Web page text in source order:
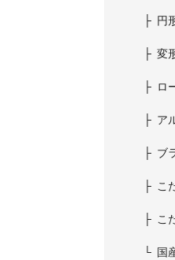
円
変
ロ
ア
ブ
こ
こ
国